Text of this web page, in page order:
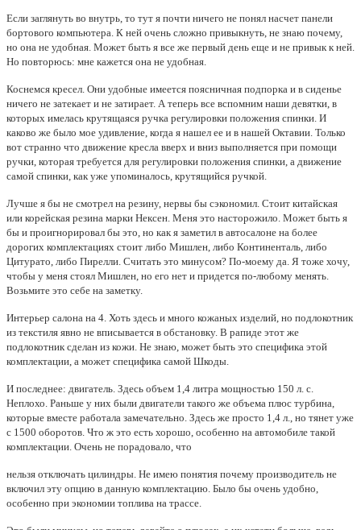
Если заглянуть во внутрь, то тут я почти ничего не понял насчет панели
бортового компьютера. К ней очень сложно привыкнуть, не знаю почему,
но она не удобная. Может быть я все же первый день еще и не привык к ней.
Но повторюсь: мне кажется она не удобная.
Коснемся кресел. Они удобные имеется поясничная подпорка и в сиденье
ничего не затекает и не затирает. А теперь все вспомним наши девятки, в
которых имелась крутящаяся ручка регулировки положения спинки. И
каково же было мое удивление, когда я нашел ее и в нашей Октавии. Только
вот странно что движение кресла вверх и вниз выполняется при помощи
ручки, которая требуется для регулировки положения спинки, а движение
самой спинки, как уже упоминалось, крутящийся ручкой.
Лучше я бы не смотрел на резину, нервы бы сэкономил. Стоит китайская
или корейская резина марки Нексен. Меня это насторожило. Может быть я
бы и проигнорировал бы это, но как я заметил в автосалоне на более
дорогих комплектациях стоит либо Мишлен, либо Континенталь, либо
Цитурато, либо Пирелли. Считать это минусом? По-моему да. Я тоже хочу,
чтобы у меня стоял Мишлен, но его нет и придется по-любому менять.
Возьмите это себе на заметку.
Интерьер салона на 4. Хоть здесь и много кожаных изделий, но подлокотник
из текстиля явно не вписывается в обстановку. В рапиде этот же
подлокотник сделан из кожи. Не знаю, может быть это специфика этой
комплектации, а может специфика самой Шкоды.
И последнее: двигатель. Здесь объем 1,4 литра мощностью 150 л. с.
Неплохо. Раньше у них были двигатели такого же объема плюс турбина,
которые вместе работала замечательно. Здесь же просто 1,4 л., но тянет уже
с 1500 оборотов. Что ж это есть хорошо, особенно на автомобиле такой
комплектации. Очень не порадовало, что
нельзя отключать цилиндры. Не имею понятия почему производитель не
включил эту опцию в данную комплектацию. Было бы очень удобно,
особенно при экономии топлива на трассе.